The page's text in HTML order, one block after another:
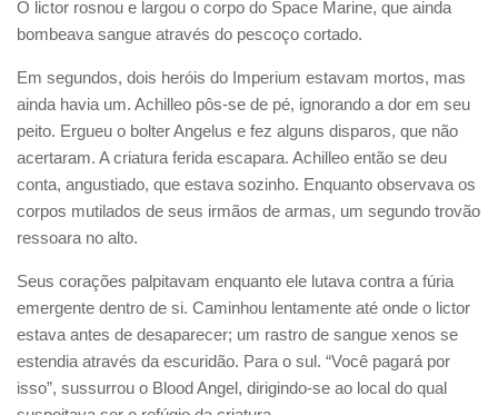
O lictor rosnou e largou o corpo do Space Marine, que ainda
bombeava sangue através do pescoço cortado.
Em segundos, dois heróis do Imperium estavam mortos, mas
ainda havia um. Achilleo pôs-se de pé, ignorando a dor em seu
peito. Ergueu o bolter Angelus e fez alguns disparos, que não
acertaram. A criatura ferida escapara. Achilleo então se deu
conta, angustiado, que estava sozinho. Enquanto observava os
corpos mutilados de seus irmãos de armas, um segundo trovão
ressoara no alto.
Seus corações palpitavam enquanto ele lutava contra a fúria
emergente dentro de si. Caminhou lentamente até onde o lictor
estava antes de desaparecer; um rastro de sangue xenos se
estendia através da escuridão. Para o sul. “Você pagará por
isso”, sussurrou o Blood Angel, dirigindo-se ao local do qual